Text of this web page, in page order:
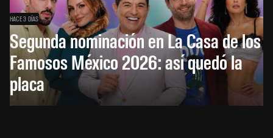
HACE 3 DÍAS
Segunda nominación en La Casa de los
Famosos México 2026: así quedó la
placa